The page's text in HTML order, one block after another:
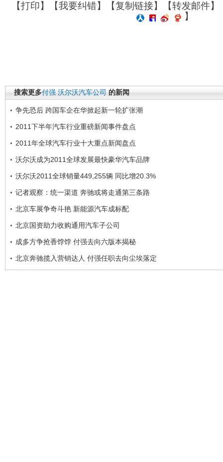
【打印】【我要纠错】【复制链接】【转发邮件】
】
搜索更多付强 沃尔沃汽车公司 的新闻
争先恐后 跨国车企在华掀起新一轮扩张潮
2011下半年汽车行业重磅新闻事件盘点
2011年全球汽车行业十大重点新闻盘点
沃尔沃成为2011全球发展最快豪华汽车品牌
沃尔沃2011全球销量449,255辆 同比增20.3%
记者观察：统一渠道 奔驰或将走通第三条路
北京车展争奇斗艳 新能源汽车成标配
北京国资助力收购通用汽车子公司
成多方争抢香饽饽 付强去向六版本揭秘
北京奔驰揽入营销达人 付强任职去向尘埃落定